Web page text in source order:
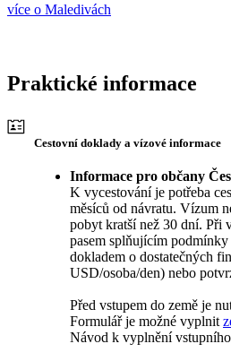
více o Maledivách
Praktické informace
Cestovní doklady a vízové informace
Informace pro občany
K vycestování je potřeba
měsíců od návratu. Vízum
pobyt kratší než 30 dní. Při
pasem splňujícím
dokladem o dostatečných
USD/osoba/den) nebo
Před vstupem do země je
Formulář je možné vyplnit
Návod k vyplnění